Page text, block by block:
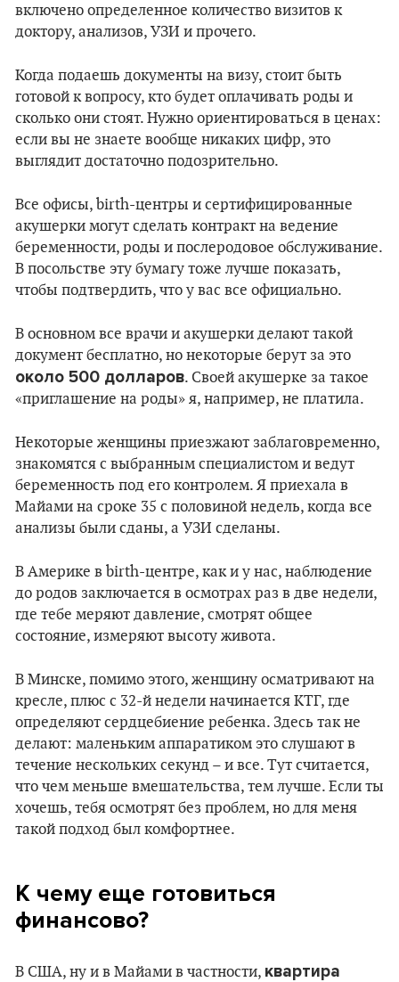
включено определенное количество визитов к
доктору, анализов, УЗИ и прочего.
Когда подаешь документы на визу, стоит быть
готовой к вопросу, кто будет оплачивать роды и
сколько они стоят. Нужно ориентироваться в ценах:
если вы не знаете вообще никаких цифр, это
выглядит достаточно подозрительно.
Все офисы, birth-центры и сертифицированные
акушерки могут сделать контракт на ведение
беременности, роды и послеродовое обслуживание.
В посольстве эту бумагу тоже лучше показать,
чтобы подтвердить, что у вас все официально.
В основном все врачи и акушерки делают такой
документ бесплатно, но некоторые берут за это
около 500 долларов. Своей акушерке за такое
«приглашение на роды» я, например, не платила.
Некоторые женщины приезжают заблаговременно,
знакомятся с выбранным специалистом и ведут
беременность под его контролем. Я приехала в
Майами на сроке 35 с половиной недель, когда все
анализы были сданы, а УЗИ сделаны.
В Америке в birth-центре, как и у нас, наблюдение
до родов заключается в осмотрах раз в две недели,
где тебе меряют давление, смотрят общее
состояние, измеряют высоту живота.
В Минске, помимо этого, женщину осматривают на
кресле, плюс с 32-й недели начинается КТГ, где
определяют сердцебиение ребенка. Здесь так не
делают: маленьким аппаратиком это слушают в
течение нескольких секунд – и все. Тут считается,
что чем меньше вмешательства, тем лучше. Если ты
хочешь, тебя осмотрят без проблем, но для меня
такой подход был комфортнее.
К чему еще готовиться
финансово?
В США, ну и в Майами в частности, квартира